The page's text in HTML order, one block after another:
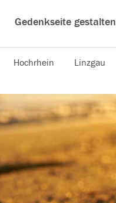
Gedenkseite gestalten
Hochrhein Linzgau